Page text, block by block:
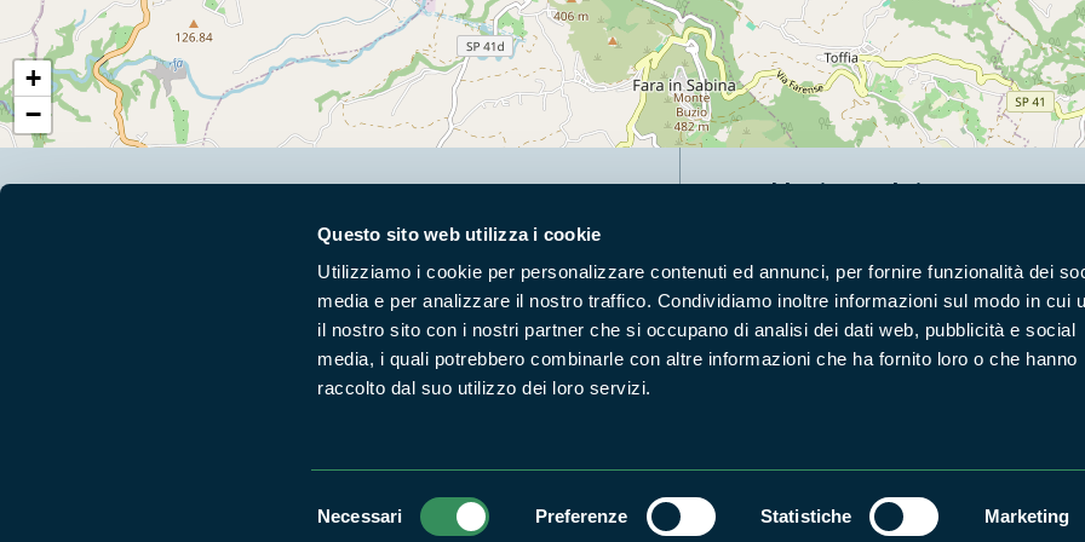
Questo sito web utilizza i cookie
Utilizziamo i cookie per personalizzare contenuti ed annunci, per fornire funzionalità dei
media e per analizzare il nostro traffico. Condividiamo inoltre informazioni sul modo in cui
il nostro sito con i nostri partner che si occupano di analisi dei dati web, pubblicità e social
media, i quali potrebbero combinarle con altre informazioni che ha fornito loro o che hanno
raccolto dal suo utilizzo dei loro servizi.
Necessari Preferenze Statistiche Marketing
+
−
Naviga nel sito
Enti di gestione
Storie
Prodotti Natura in Campo
- Il materiale del sito è liberamente utilizzabile: leggi il Copyleft Accessibilità Privacy